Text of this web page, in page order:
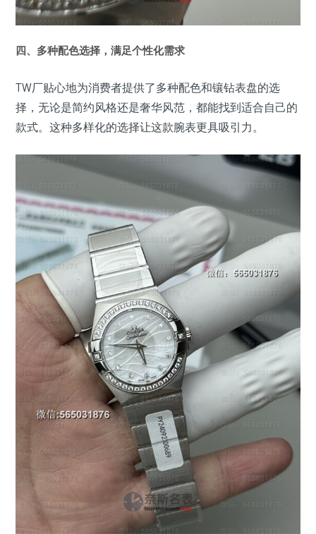
四、多种配色选择，满足个性化需求
TW厂贴心地为消费者提供了多种配色和镶钻表盘的选
择，无论是简约风格还是奢华风范，都能找到适合自己的
款式。这种多样化的选择让这款腕表更具吸引力。